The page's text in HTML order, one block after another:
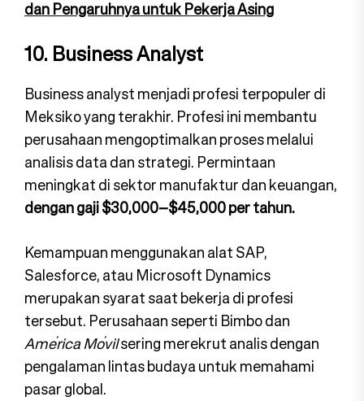
dan Pengaruhnya untuk Pekerja Asing
10. Business Analyst
Business analyst menjadi profesi terpopuler di
Meksiko yang terakhir. Profesi ini membantu
perusahaan mengoptimalkan proses melalui
analisis data dan strategi. Permintaan
meningkat di sektor manufaktur dan keuangan,
dengan gaji $30,000–$45,000 per tahun.
Kemampuan menggunakan alat SAP,
Salesforce, atau Microsoft Dynamics
merupakan syarat saat bekerja di profesi
tersebut. Perusahaan seperti Bimbo dan
América Móvilsering merekrut analis dengan
pengalaman lintas budaya untuk memahami
pasar global.